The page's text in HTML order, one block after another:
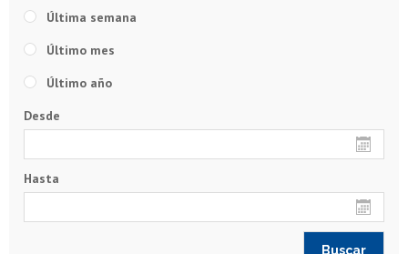
Última semana
Último mes
Último año
Desde
Hasta